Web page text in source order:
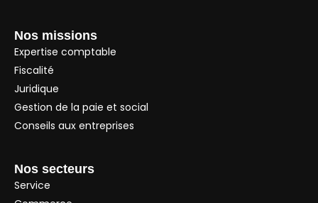
Nos missions
Expertise comptable
Fiscalité
Juridique
Gestion de la paie et social
Conseils aux entreprises
Nos secteurs
Service